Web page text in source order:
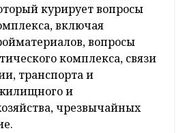
курирует вопросы
включая
вопросы
комплекса, связи
транспорта и
и
чрезвычайных